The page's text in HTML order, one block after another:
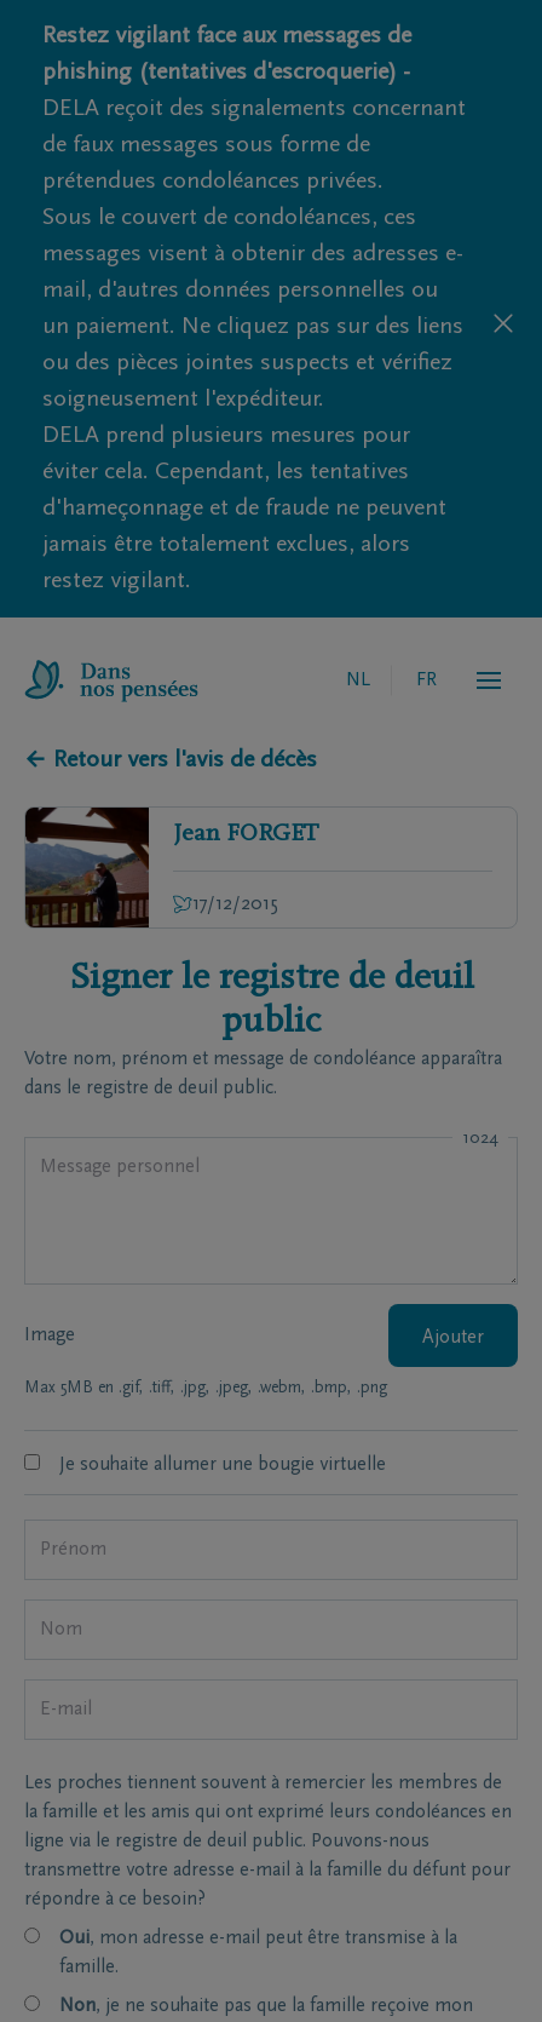
Restez vigilant face aux messages de
phishing (tentatives d'escroquerie) -
DELA reçoit des signalements concernant
de faux messages sous forme de
prétendues condoléances privées.
Sous le couvert de condoléances, ces
messages visent à obtenir des adresses e-
mail, d'autres données personnelles ou
un paiement. Ne cliquez pas sur des liens
ou des pièces jointes suspects et vérifiez
soigneusement l'expéditeur.
DELA prend plusieurs mesures pour
éviter cela. Cependant, les tentatives
d'hameçonnage et de fraude ne peuvent
jamais être totalement exclues, alors
restez vigilant.
NL FR
← Retour vers l'avis de décès
Jean FORGET
17/12/2015
Signer le registre de deuil
public
Votre nom, prénom et message de condoléance apparaîtra
dans le registre de deuil public.
1024
Image Ajouter
Max 5MB en .gif, .tiff, .jpg, .jpeg, .webm, .bmp, .png
Je souhaite allumer une bougie virtuelle
Les proches tiennent souvent à remercier les membres de
la famille et les amis qui ont exprimé leurs condoléances en
ligne via le registre de deuil public. Pouvons-nous
transmettre votre adresse e-mail à la famille du défunt pour
répondre à ce besoin?
Oui, mon adresse e-mail peut être transmise à la
famille.
Non, je ne souhaite pas que la famille reçoive mon